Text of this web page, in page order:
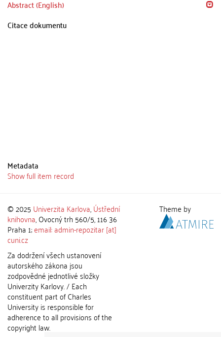
Abstract (English)
Citace dokumentu
Metadata
Show full item record
© 2025 Univerzita Karlova,Ústřední
knihovna, Ovocný trh 560/5, 116 36
Praha 1;email: admin-repozitar [at]
cuni.cz
Za dodržení všech ustanovení
autorského zákona jsou
zodpovědné jednotlivé složky
Univerzity Karlovy. / Each
constituent part of Charles
University is responsible for
adherence to all provisions of the
copyright law.
Theme by